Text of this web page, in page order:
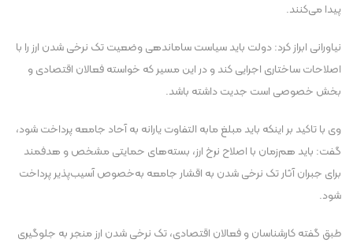
پیدا می‌کنند.
نیاورانی ابراز کرد: دولت باید سیاست ساماندهی وضعیت تک نرخی شدن ارز را با
اصلاحات ساختاری اجرایی کند و در این مسیر که خواسته فعالان اقتصادی و
بخش خصوصی است جدیت داشته باشد.
وی با تاکید بر اینکه باید مبلغ مابه التفاوت یارانه به آحاد جامعه پرداخت شود،
گفت: باید هم‌زمان با اصلاح نرخ ارز، بسته‌های حمایتی مشخص و هدفمند
برای جبران آثار تک نرخی شدن به اقشار جامعه به‌خصوص آسیب‌پذیر پرداخت
شود.
طبق گفته کارشناسان و فعالان اقتصادی، تک نرخی شدن ارز منجر به جلوگیری